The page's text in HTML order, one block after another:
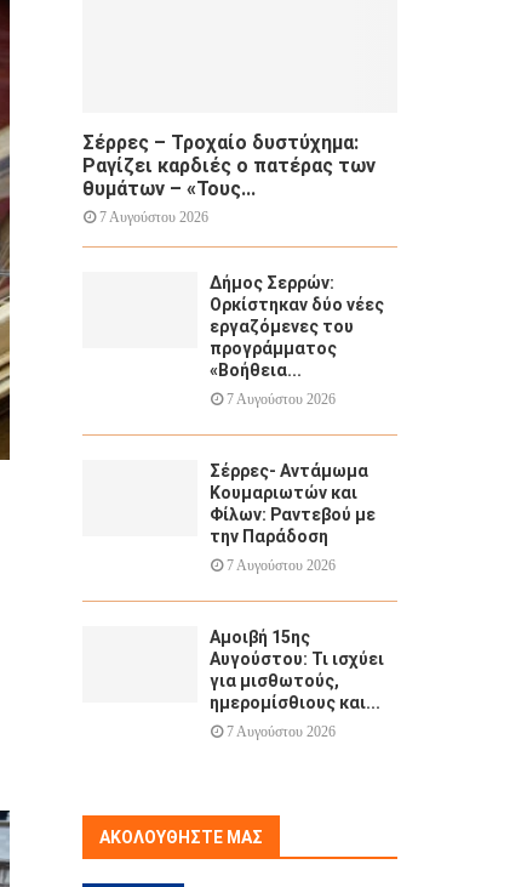
Σέρρες – Τροχαίο δυστύχημα:
Ραγίζει καρδιές ο πατέρας των
θυμάτων – «Τους...
7 Αυγούστου 2026
Δήμος Σερρών:
Ορκίστηκαν δύο νέες
εργαζόμενες του
προγράμματος
«Βοήθεια...
7 Αυγούστου 2026
Σέρρες- Αντάμωμα
Κουμαριωτών και
Φίλων: Ραντεβού με
την Παράδοση
7 Αυγούστου 2026
Αμοιβή 15ης
Αυγούστου: Τι ισχύει
για μισθωτούς,
ημερομίσθιους και...
7 Αυγούστου 2026
ΑΚΟΛΟΥΘΉΣΤΕ ΜΑΣ